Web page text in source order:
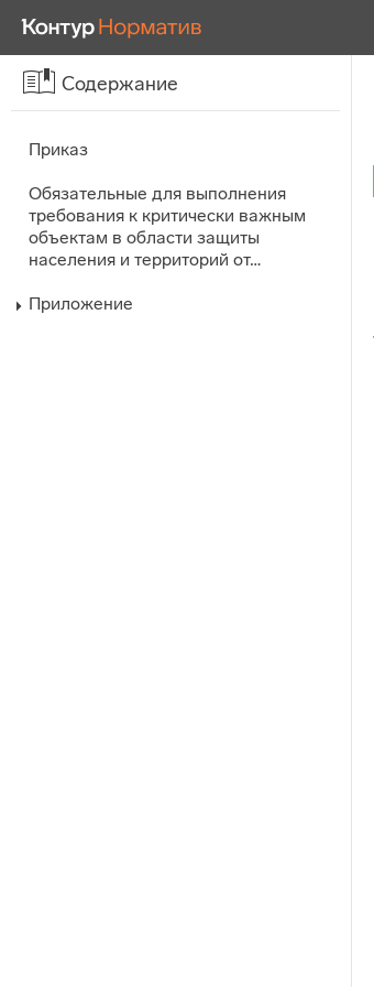
Содержание
Приказ
Обязательные для выполнения
требования к критически важным
объектам в области защиты
населения и территорий от…
Приложение